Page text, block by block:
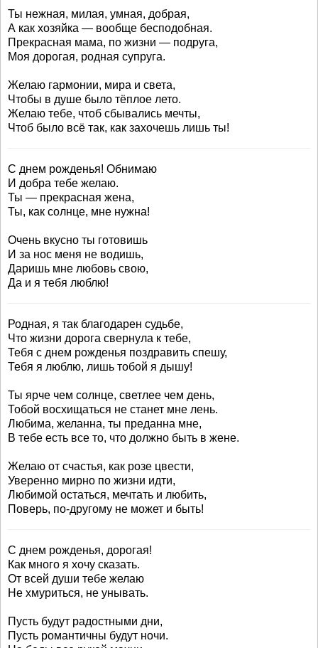
Ты нежная, милая, умная, добрая,
А как хозяйка — вообще бесподобная.
Прекрасная мама, по жизни — подруга,
Моя дорогая, родная супруга.
Желаю гармонии, мира и света,
Чтобы в душе было тёплое лето.
Желаю тебе, чтоб сбывались мечты,
Чтоб было всё так, как захочешь лишь ты!
С днем рожденья! Обнимаю
И добра тебе желаю.
Ты — прекрасная жена,
Ты, как солнце, мне нужна!
Очень вкусно ты готовишь
И за нос меня не водишь,
Даришь мне любовь свою,
Да и я тебя люблю!
Родная, я так благодарен судьбе,
Что жизни дорога свернула к тебе,
Тебя с днем рожденья поздравить спешу,
Тебя я люблю, лишь тобой я дышу!
Ты ярче чем солнце, светлее чем день,
Тобой восхищаться не станет мне лень.
Любима, желанна, ты преданна мне,
В тебе есть все то, что должно быть в жене.
Желаю от счастья, как розе цвести,
Уверенно мирно по жизни идти,
Любимой остаться, мечтать и любить,
Поверь, по-другому не может и быть!
С днем рожденья, дорогая!
Как много я хочу сказать.
От всей души тебе желаю
Не хмуриться, не унывать.
Пусть будут радостными дни,
Пусть романтичны будут ночи.